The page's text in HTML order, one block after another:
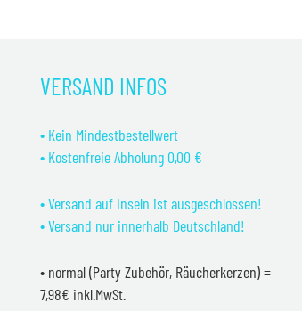
VERSAND INFOS
• Kein Mindestbestellwert
• Kostenfreie Abholung 0,00 €
• Versand auf Inseln ist ausgeschlossen!
• Versand nur innerhalb Deutschland!
• normal (Party Zubehör, Räucherkerzen) =
7,98€ inkl.MwSt.